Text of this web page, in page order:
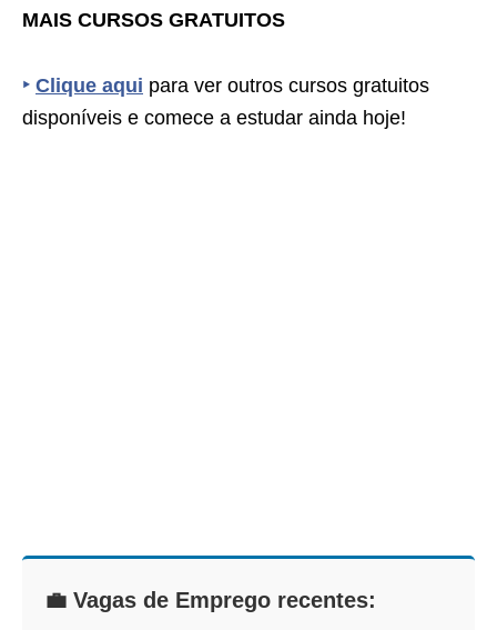
MAIS CURSOS GRATUITOS
‣ Clique aqui para ver outros cursos gratuitos
disponíveis e comece a estudar ainda hoje!
💼 Vagas de Emprego recentes: